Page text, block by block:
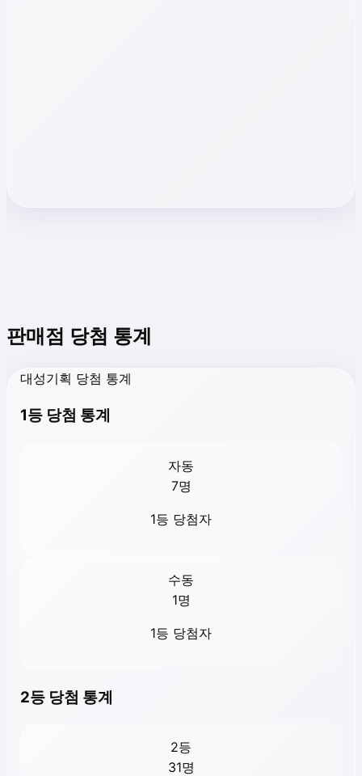
판매점 당첨 통계
대성기획 당첨 통계
1등 당첨 통계
자동
7명
1등 당첨자
수동
1명
1등 당첨자
2등 당첨 통계
2등
31명